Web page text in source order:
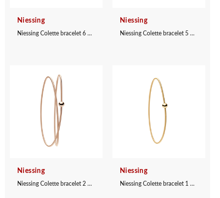
Niessing
Niessing Colette bracelet 6 windings
Niessing
Niessing Colette bracelet 5 windings
Niessing
Niessing Colette bracelet 2 windings
Niessing
Niessing Colette bracelet 1 winding